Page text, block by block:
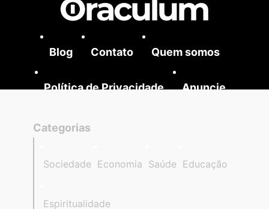
Blog Contato Quem somos
Política de Privacidade Anuncie
Categorias
Sociedade Economia Saúde Educação
Espiritualidade